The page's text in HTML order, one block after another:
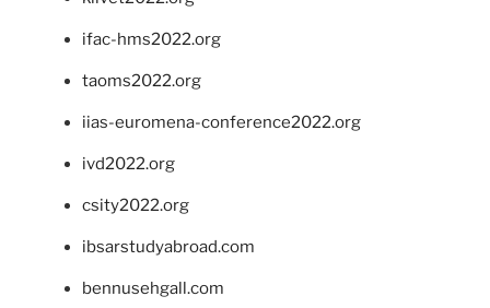
ifac-hms2022.org
taoms2022.org
iias-euromena-conference2022.org
ivd2022.org
csity2022.org
ibsarstudyabroad.com
bennusehgall.com